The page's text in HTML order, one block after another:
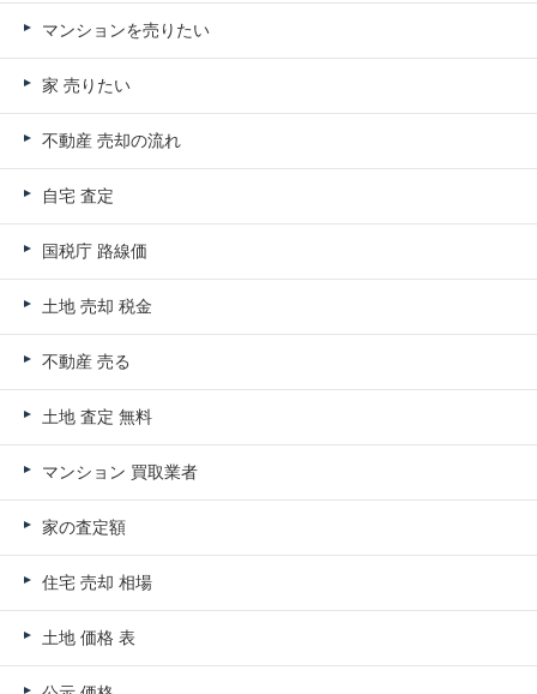
マンションを売りたい
家 売りたい
不動産 売却の流れ
自宅 査定
国税庁 路線価
土地 売却 税金
不動産 売る
土地 査定 無料
マンション 買取業者
家の査定額
住宅 売却 相場
土地 価格 表